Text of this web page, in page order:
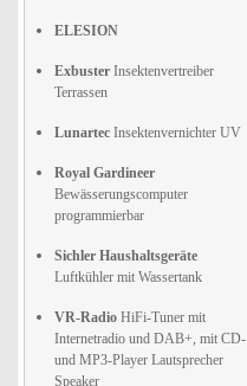
ELESION
Exbuster Insektenvertreiber
Terrassen
Lunartec Insektenvernichter UV
Royal Gardineer
Bewässerungscomputer
programmierbar
Sichler Haushaltsgeräte
Luftkühler mit Wassertank
VR-Radio HiFi-Tuner mit
Internetradio und DAB+, mit CD-
und MP3-Player Lautsprecher
Speaker